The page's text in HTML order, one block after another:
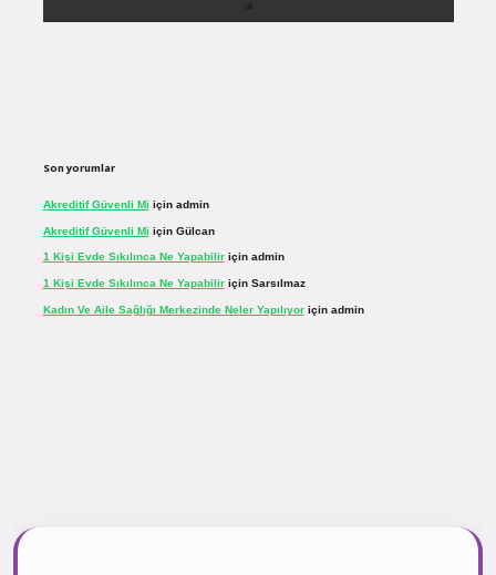
Son yorumlar
Akreditif Güvenli Mi için admin
Akreditif Güvenli Mi için Gülcan
1 Kişi Evde Sıkılınca Ne Yapabiliriçin admin
1 Kişi Evde Sıkılınca Ne Yapabiliriçin Sarsılmaz
Kadın Ve Aile Sağlığı Merkezinde Neler Yapılıyoriçin admin